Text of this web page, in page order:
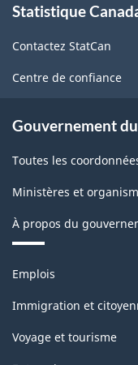
propos
ce
site
Statistique
Contactez StatCan
Centre de confiance
Gouvernement
Toutes les
Ministères et
À propos du
Thèmes
sujets
Emplois
Immigration et
Voyage et tourisme